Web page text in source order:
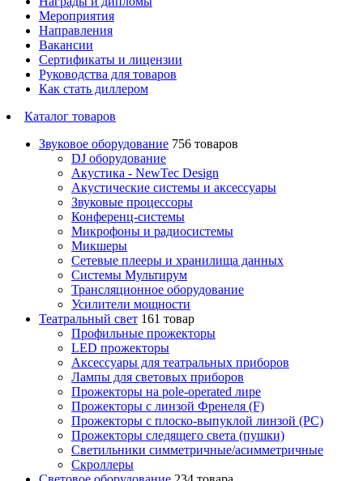
Мероприятия
Направления
Вакансии
Сертификаты и лицензии
Руководства для товаров
Как стать диллером
Каталог товаров
Звуковое оборудование 756 товаров
DJ оборудование
Акустика - NewTec Design
Акустические системы и аксессуары
Звуковые процессоры
Конференц-системы
Микрофоны и радиосистемы
Микшеры
Сетевые плееры и хранилища данных
Системы Мультирум
Трансляционное оборудование
Усилители мощности
Театральный свет 161 товар
Профильные прожекторы
LED прожекторы
Аксессуары для театральных приборов
Лампы для световых приборов
Прожекторы на pole-operated лире
Прожекторы с линзой Френеля (F)
Прожекторы с плоско-выпуклой линзой (PC)
Прожекторы следящего света (пушки)
Светильники симметричные/асимметричные
Скроллеры